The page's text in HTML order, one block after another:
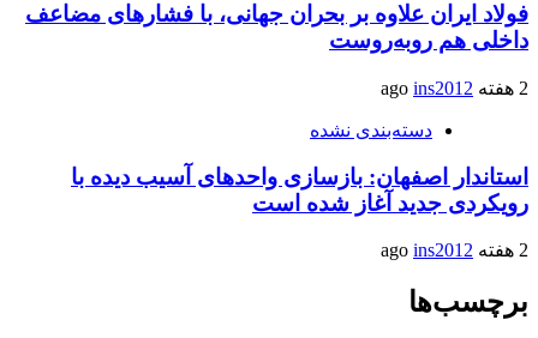
فولاد ایران علاوه بر بحران جهانی، با فشارهای مضاعف
داخلی هم روبه‌روست
2 هفته ago ins2012
دسته‌بندی نشده
استاندار اصفهان: بازسازی واحدهای آسیب دیده با
رویکردی جدید آغاز شده است
2 هفته ago ins2012
برچسب‌ها